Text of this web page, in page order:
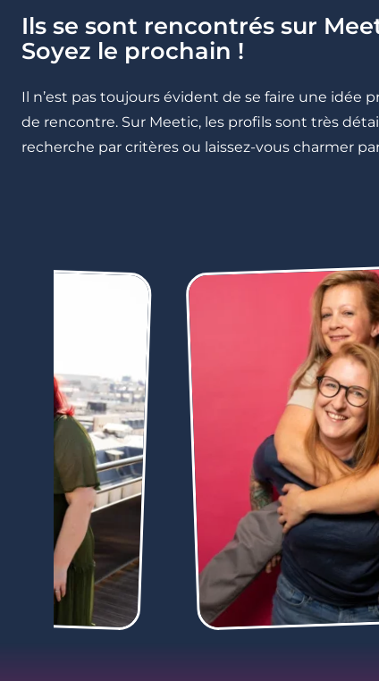
Ils se sont rencontrés sur
Soyez le prochain !
Il n’est pas toujours évident de se faire une idée
de rencontre. Sur Meetic, les profils sont très
recherche par critères ou laissez-vous charmer